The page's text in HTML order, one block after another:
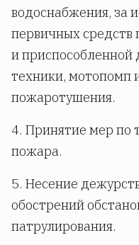
водоснабжения, за
первичных
и
техники, мотопомп
пожаротушения.
4. Принятие мер по
пожара.
5. Несение
обострений
патрулирования.